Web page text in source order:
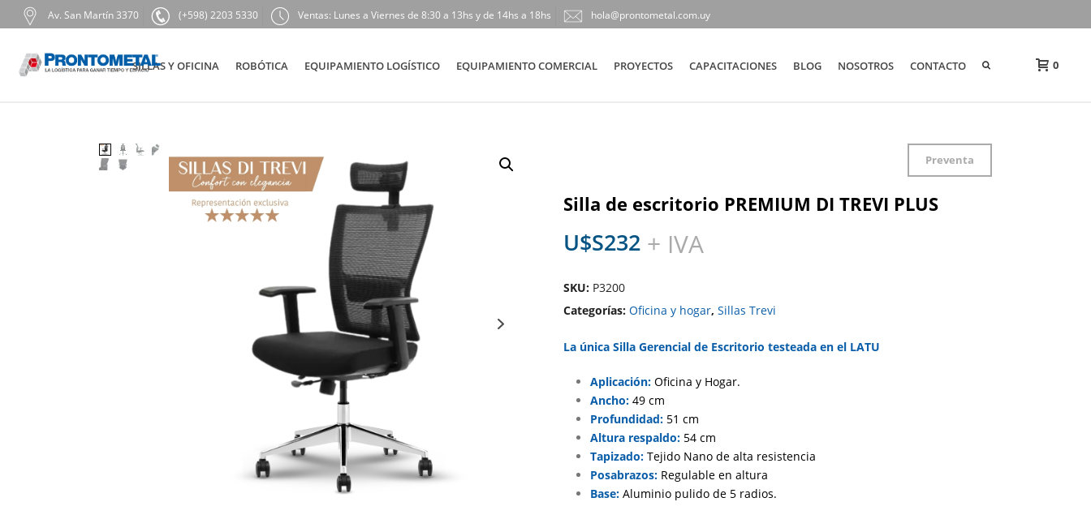
Av. San Martín 3370 (+598) 2203 5330 Ventas: Lunes a Viernes de 8:30 a 13hs y de 14hs a 18hs hola@prontometal.com.uy
SILLAS Y OFICINA ROBÓTICA EQUIPAMIENTO LOGÍSTICO EQUIPAMIENTO COMERCIAL PROYECTOS CAPACITACIONES BLOG NOSOTROS CONTACTO 0
Preventa
Silla de escritorio PREMIUM DI TREVI PLUS
U$S232 + IVA
SKU: P3200
Categorías: Oficina y hogar, Sillas Trevi
La única Silla Gerencial de Escritorio testeada en el LATU
Aplicación:Oficina y Hogar.
Ancho:49 cm
Profundidad:51 cm
Altura respaldo:54 cm
Tapizado:Tejido Nano de alta resistencia
Posabrazos:Regulable en altura
Base:Aluminio pulido de 5 radios.